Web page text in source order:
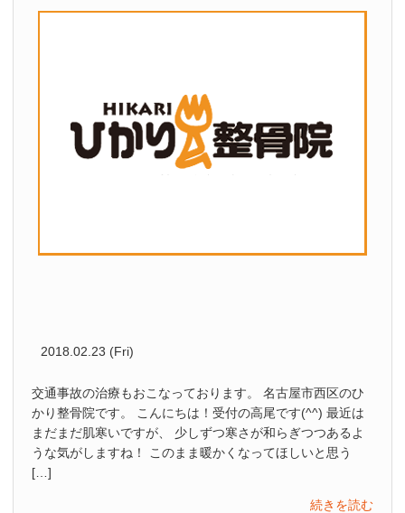
2018.02.23 (Fri)
交通事故の治療もおこなっております。 名古屋市西区のひ
かり整骨院です。 こんにちは！受付の高尾です(^^) 最近は
まだまだ肌寒いですが、 少しずつ寒さが和らぎつつあるよ
うな気がしますね！ このまま暖かくなってほしいと思う
[…]
続きを読む